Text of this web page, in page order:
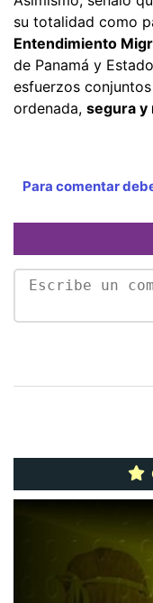
su totalidad como
Entendimiento
de Panamá y
esfuerzos
ordenada, segura y
Para comentar